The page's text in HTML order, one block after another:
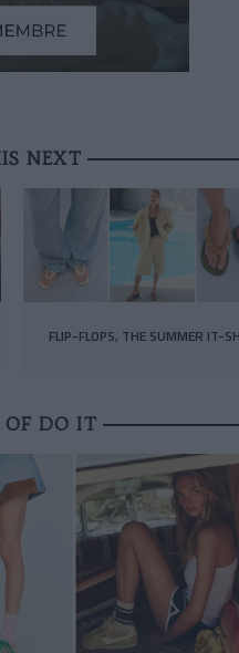
NEXT
FLIP-FLOPS, THE SUMMER IT-
OF DO IT